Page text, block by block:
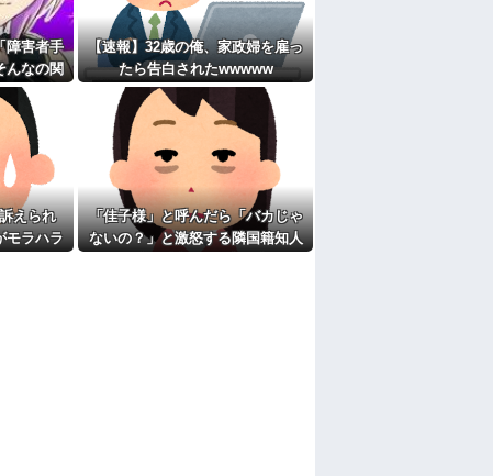
ていいよなぁ。俺なんか忙しくて寝る暇ね
Ｄコピっといてよ」
…元妻の裏切りが判明！！！その理由がこ
がヒワイなことを言われてショックを受
で遊びに行くって多いかな？遅くても21
障害者手
んなの関
られた
て…
【速報】32歳の俺、家政婦を雇っ
たら告白されたwwwww
えられ
モラハラ
「佳子様」と呼んだら「バカじゃ
ないの？」と激怒する隣国籍知人